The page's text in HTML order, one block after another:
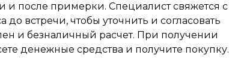
и после примерки. Специалист свяжется с
до встречи, чтобы уточнить и согласовать
и безналичный расчет. При получении
денежные средства и получите покупку.